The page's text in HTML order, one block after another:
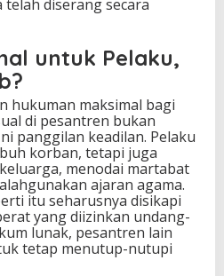
diserang secara
untuk Pelaku,
hukuman maksimal bagi
di pesantren bukan
panggilan keadilan. Pelaku
korban, tetapi juga
menodai martabat
ajaran agama.
itu seharusnya disikapi
yang diizinkan undang-
lunak, pesantren lain
tetap menutup-nutupi